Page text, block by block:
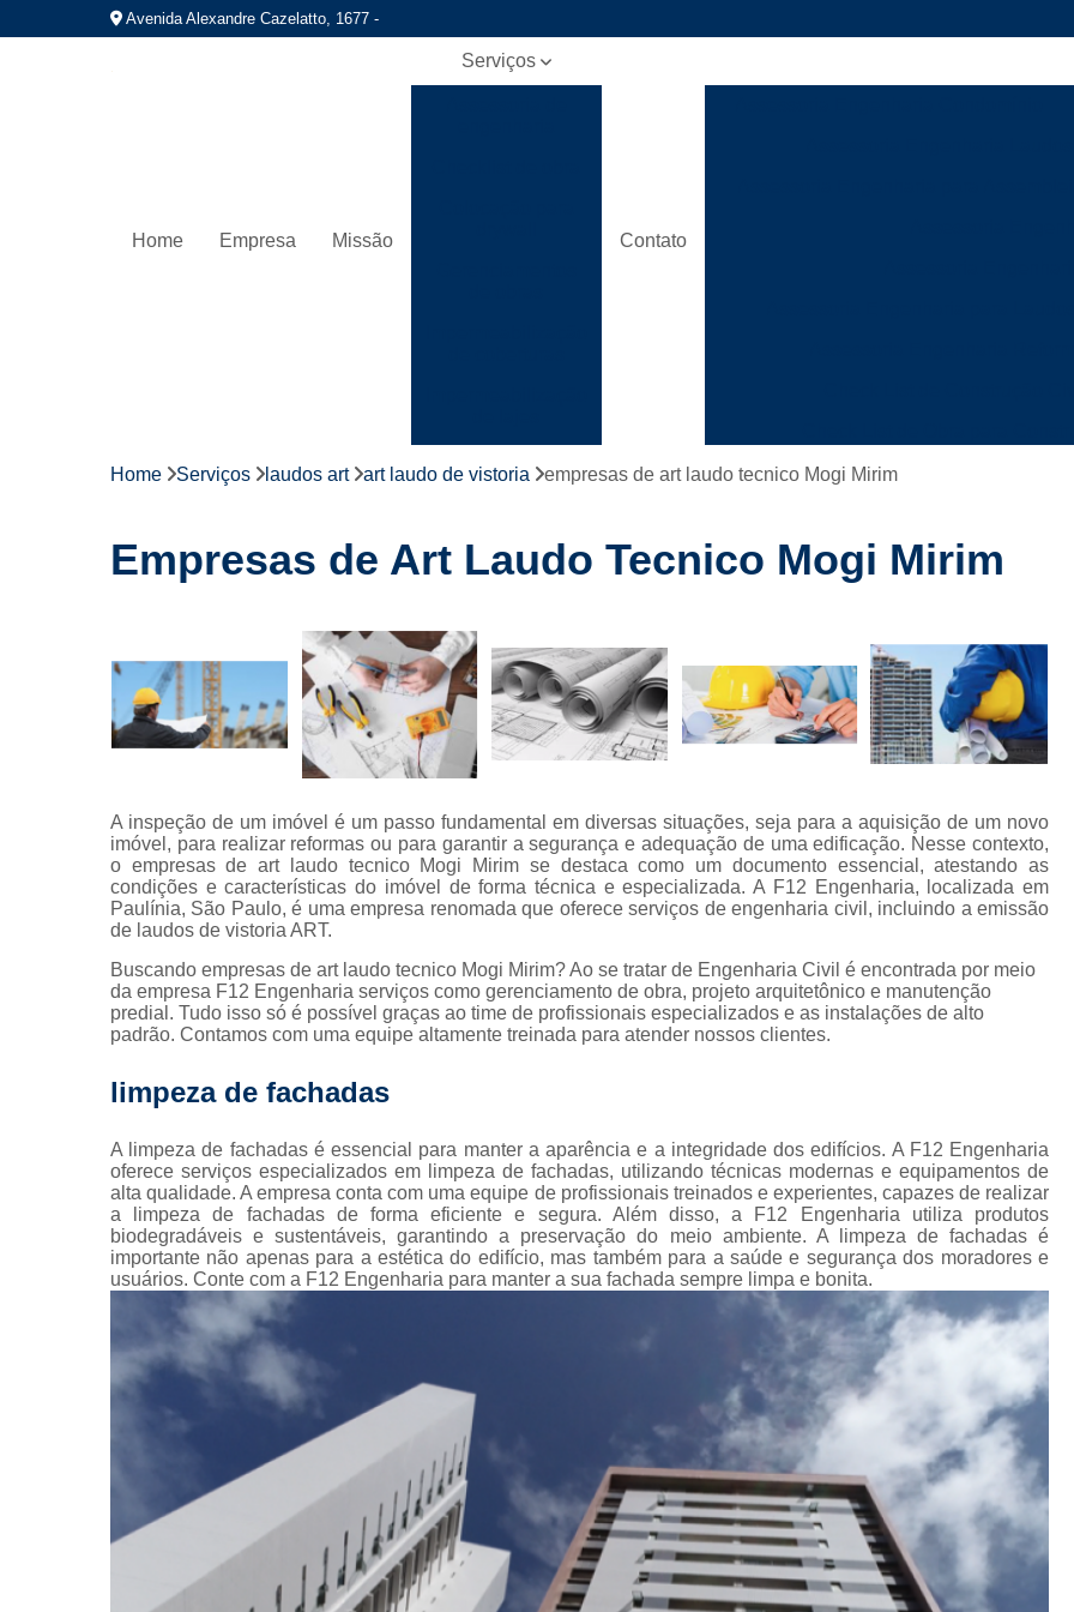
Avenida Alexandre Cazelatto, 1677 -
Home Empresa Missão
Serviços
hidráulica
fachadas
Limpeza de
fachadas
Limpeza de
terreno
Limpezas com
hidrojateamento
Manutenção
predial
Manutenções de
fachadas
Montagem de
Pintura em
fachadas prediais
Pinturas prediais
Projetos
arquitetônicos
Prumadas
hidráulicas
Reforma de
condomínios
Reforma de lojas
Reformas em
prédios
Contato
Checklist de Execução de Obra
Checklist de Obra
Colocação de Drywall na
Colocação de Drywall
Colocação de Forro de
Colocação Forro Drywall
Gerenciamento de Obra Civil
Gerenciamento de Obra Predial
Gerenciamento de Obras
Gerenciamento de
Gerenciamento de Obras na
Impermeabilização de Cobertura
Impermeabilização de Laje de
Impermeabilização Laje de
Impermeabilizante
Impermeabilização de Laje
Impermeabilização
Impermeabilização de Laje com Manta
Impermeabilização de Laje Exposta ao
Impermeabilização Laje
Impermeabilização Laje
Instalação Hidráulica Aparente
Home Serviços laudos art art laudo de vistoria empresas de art laudo tecnico Mogi Mirim
Empresas de Art Laudo Tecnico Mogi Mirim
A inspeção de um imóvel é um passo fundamental em diversas situações, seja para a aquisição de um novo
imóvel, para realizar reformas ou para garantir a segurança e adequação de uma edificação. Nesse contexto,
o empresas de art laudo tecnico Mogi Mirim se destaca como um documento essencial, atestando as
condições e características do imóvel de forma técnica e especializada. A F12 Engenharia, localizada em
Paulínia, São Paulo, é uma empresa renomada que oferece serviços de engenharia civil, incluindo a emissão
de laudos de vistoria ART.
Buscando empresas de art laudo tecnico Mogi Mirim? Ao se tratar de Engenharia Civil é encontrada por meio
da empresa F12 Engenharia serviços como gerenciamento de obra, projeto arquitetônico e manutenção
predial. Tudo isso só é possível graças ao time de profissionais especializados e as instalações de alto
padrão. Contamos com uma equipe altamente treinada para atender nossos clientes.
limpeza de fachadas
A limpeza de fachadas é essencial para manter a aparência e a integridade dos edifícios. A F12 Engenharia
oferece serviços especializados em limpeza de fachadas, utilizando técnicas modernas e equipamentos de
alta qualidade. A empresa conta com uma equipe de profissionais treinados e experientes, capazes de realizar
a limpeza de fachadas de forma eficiente e segura. Além disso, a F12 Engenharia utiliza produtos
biodegradáveis e sustentáveis, garantindo a preservação do meio ambiente. A limpeza de fachadas é
importante não apenas para a estética do edifício, mas também para a saúde e segurança dos moradores e
usuários. Conte com a F12 Engenharia para manter a sua fachada sempre limpa e bonita.